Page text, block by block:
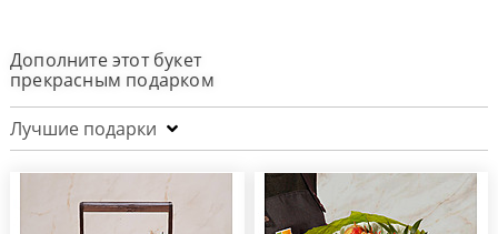
Дополните этот букет
прекрасным подарком
Лучшие подарки